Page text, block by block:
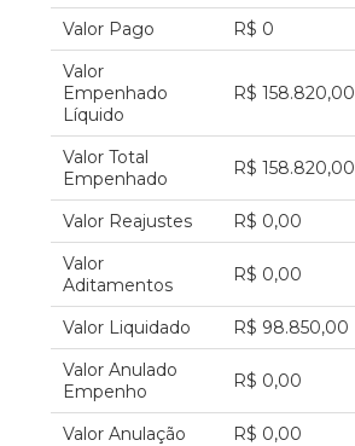
Valor Pago
R$ 0
Valor
Empenhado
Líquido
R$ 158.820,00
Valor Total
Empenhado
R$ 158.820,00
Valor Reajustes
R$ 0,00
Valor
Aditamentos
R$ 0,00
Valor Liquidado
R$ 98.850,00
Valor Anulado
Empenho
R$ 0,00
Valor Anulação R$ 0,00